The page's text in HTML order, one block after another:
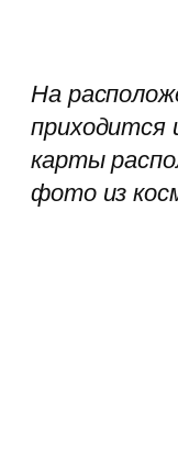
На
приходится
карты
фото из